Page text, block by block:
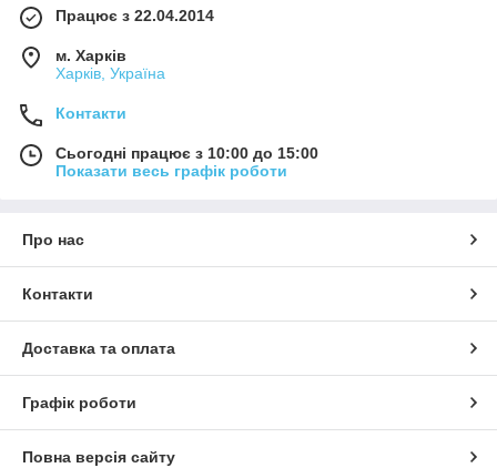
Працює з 22.04.2014
м. Харків
Харків, Україна
Контакти
Сьогодні працює з 10:00 до 15:00
Показати весь графік роботи
Про нас
Контакти
Доставка та оплата
Графік роботи
Повна версія сайту